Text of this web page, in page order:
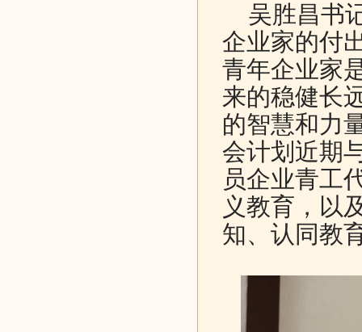
吴胜昌书
企业家的付
青年企业家
来的稳健长
的智慧和力
会计划近期
员企业青工
义教育，以
知、认同教